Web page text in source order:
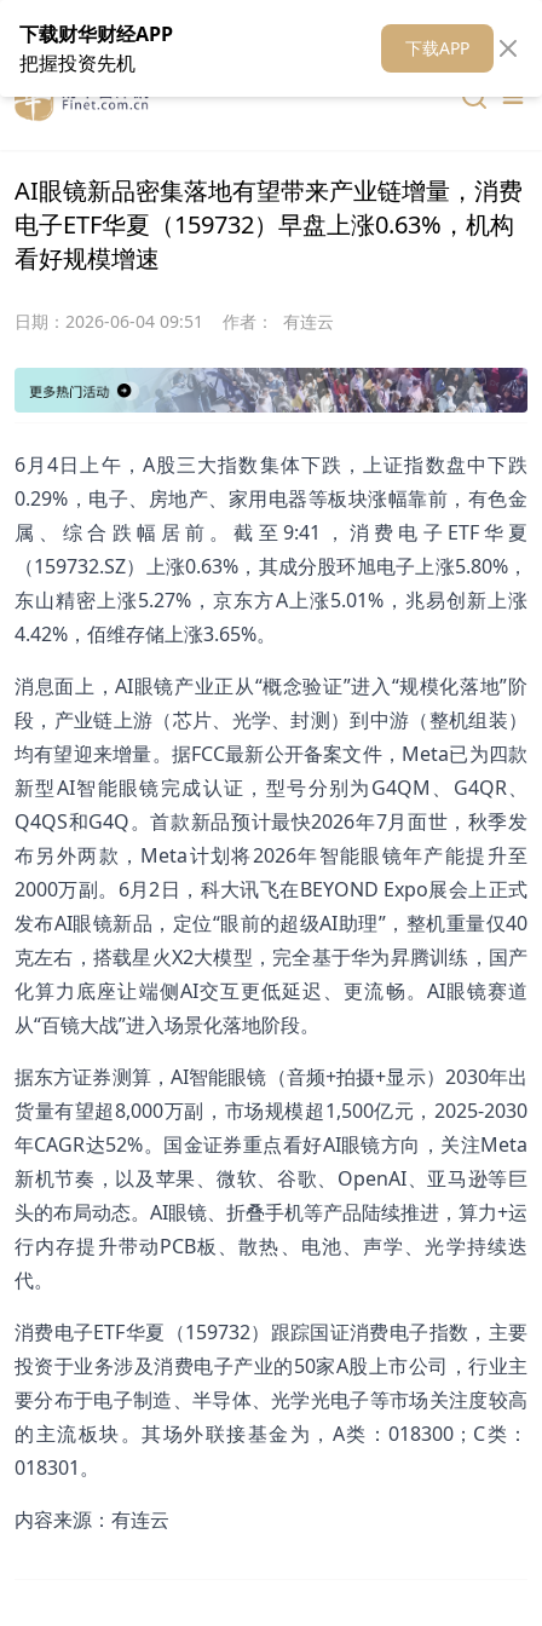
在线客服 关于我们 财华媒体矩阵 财华智库
AI眼镜新品密集落地有望带来产业链增量，消费
电子ETF华夏（159732）早盘上涨0.63%，机构
看好规模增速
日期： 2026-06-04 09:51 作者： 有连云
6月4日上午，A股三大指数集体下跌，上证指数盘中下跌
0.29%，电子、房地产、家用电器等板块涨幅靠前，有色金
属、综合跌幅居前。截至9:41，消费电子ETF华夏
（159732.SZ）上涨0.63%，其成分股环旭电子上涨5.80%，
东山精密上涨5.27%，京东方A上涨5.01%，兆易创新上涨
4.42%，佰维存储上涨3.65%。
消息面上，AI眼镜产业正从“概念验证”进入“规模化落地”阶
段，产业链上游（芯片、光学、封测）到中游（整机组装）
均有望迎来增量。据FCC最新公开备案文件，Meta已为四款
新型AI智能眼镜完成认证，型号分别为G4QM、G4QR、
Q4QS和G4Q。首款新品预计最快2026年7月面世，秋季发
布另外两款，Meta计划将2026年智能眼镜年产能提升至
2000万副。6月2日，科大讯飞在BEYOND Expo展会上正式
发布AI眼镜新品，定位“眼前的超级AI助理”，整机重量仅40
克左右，搭载星火X2大模型，完全基于华为昇腾训练，国产
化算力底座让端侧AI交互更低延迟、更流畅。AI眼镜赛道
从“百镜大战”进入场景化落地阶段。
据东方证券测算，AI智能眼镜（音频+拍摄+显示）2030年出
货量有望超8,000万副，市场规模超1,500亿元，2025-2030
年CAGR达52%。国金证券重点看好AI眼镜方向，关注Meta
新机节奏，以及苹果、微软、谷歌、OpenAI、亚马逊等巨
头的布局动态。AI眼镜、折叠手机等产品陆续推进，算力+运
行内存提升带动PCB板、散热、电池、声学、光学持续迭
代。
消费电子ETF华夏（159732）跟踪国证消费电子指数，主要
投资于业务涉及消费电子产业的50家A股上市公司，行业主
要分布于电子制造、半导体、光学光电子等市场关注度较高
的主流板块。其场外联接基金为，A类：018300；C类：
018301。
内容来源：有连云
下载财华财经APP
把握投资先机
下载APP